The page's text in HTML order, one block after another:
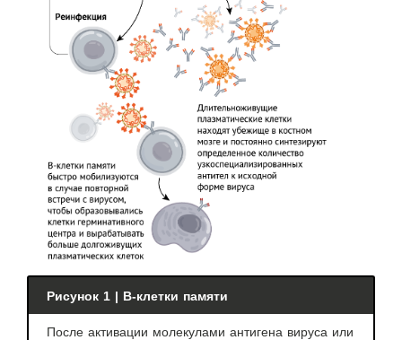
Рисунок 1 | В-клетки памяти
После активации молекулами антигена вируса или